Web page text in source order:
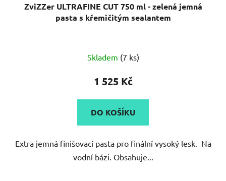
ZviZZer ULTRAFINE CUT 750 ml - zelená jemná
pasta s křemičitým sealantem
hodnocení
produktu
5,0
z
hvězdiček.
Skladem (7 ks)
1 525 Kč
DO KOŠÍKU
Extra jemná finišovací pasta pro finální vysoký lesk. Na
vodní bázi. Obsahuje...